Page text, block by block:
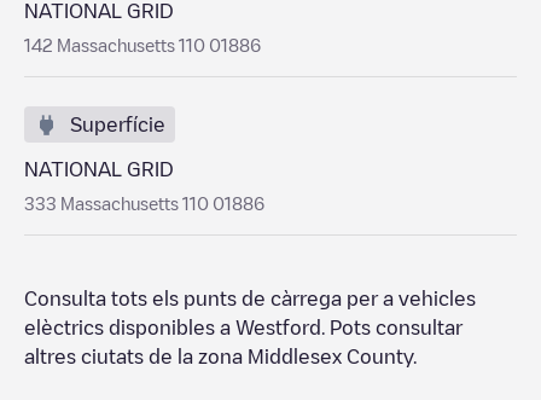
NATIONAL GRID
142 Massachusetts 110 01886
Superfície
NATIONAL GRID
333 Massachusetts 110 01886
Consulta tots els punts de càrrega per a vehicles
elèctrics disponibles a Westford
. Pots consultar
altres ciutats de la zona Middlesex County.